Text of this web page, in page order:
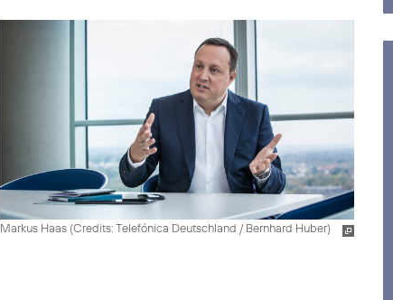
Markus Haas (Credits: Telefónica Deutschland / Bernhard Huber)